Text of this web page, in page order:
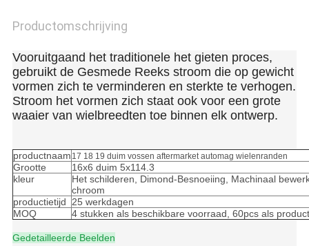
Productomschrijving
Vooruitgaand het traditionele het gieten proces,
gebruikt de Gesmede Reeks stroom die op gewicht
vormen zich te verminderen en sterkte te verhogen.
Stroom het vormen zich staat ook voor een grote
waaier van wielbreedten toe binnen elk ontwerp.
productnaam 17 18 19 duim vossen aftermarket automag wielenranden
Grootte
16x6 duim 5x114.3
kleur
Het schilderen, Dimond-Besnoeiing, Machinaal
chroom
productietijd 25 werkdagen
MOQ
4 stukken als beschikbare voorraad, 60pcs als
Gedetailleerde Beelden